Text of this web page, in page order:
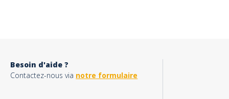
Besoin d'aide ?
Contactez-nous via notre formulaire